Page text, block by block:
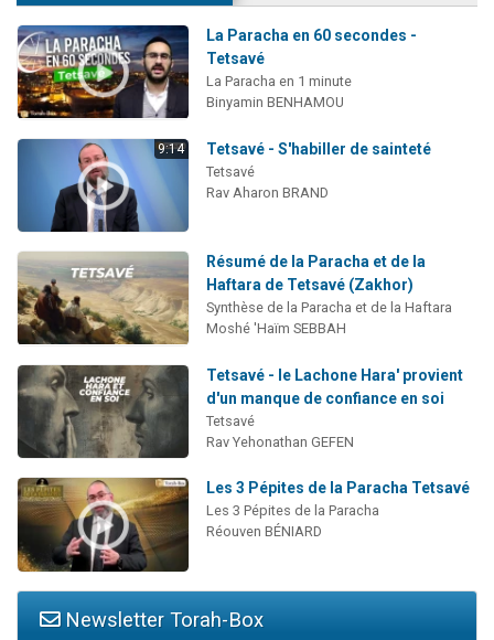
La Paracha en 60 secondes -
Tetsavé
La Paracha en 1 minute
Binyamin BENHAMOU
9:14 Tetsavé - S'habiller de sainteté
Tetsavé
Rav Aharon BRAND
Résumé de la Paracha et de la
Haftara de Tetsavé (Zakhor)
Synthèse de la Paracha et de la Haftara
Moshé 'Haïm SEBBAH
Tetsavé - le Lachone Hara' provient
d'un manque de confiance en soi
Tetsavé
Rav Yehonathan GEFEN
Les 3 Pépites de la Paracha Tetsavé
Les 3 Pépites de la Paracha
Réouven BÉNIARD
Newsletter Torah-Box